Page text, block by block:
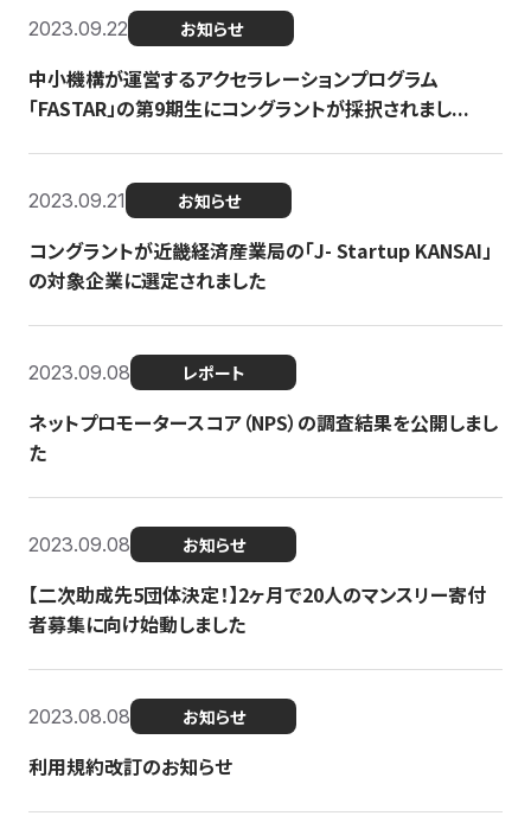
2023.09.22 お知らせ
中小機構が運営するアクセラレーションプログラム
「FASTAR」の第9期生にコングラントが採択されまし...
2023.09.21 お知らせ
コングラントが近畿経済産業局の「J- Startup KANSAI」
の対象企業に選定されました
2023.09.08 レポート
ネットプロモータースコア（NPS）の調査結果を公開しまし
た
2023.09.08 お知らせ
【二次助成先5団体決定！】2ヶ月で20人のマンスリー寄付
者募集に向け始動しました
2023.08.08 お知らせ
利用規約改訂のお知らせ